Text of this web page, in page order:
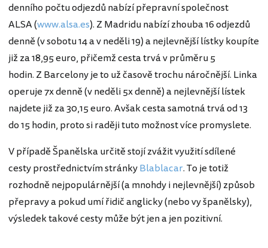
denního počtu odjezdů nabízí přepravní společnost
ALSA (www.alsa.es). Z Madridu nabízí zhouba 16 odjezdů
denně (v sobotu 14 a v neděli 19) a nejlevnější lístky koupíte
již za 18,95 euro, přičemž cesta trvá v průměru 5
hodin. Z Barcelony je to už časově trochu náročnější. Linka
operuje 7x denně (v neděli 5x denně) a nejlevnější lístek
najdete již za 30,15 euro. Avšak cesta samotná trvá od 13
do 15 hodin, proto si raději tuto možnost více promyslete.
V případě Španělska určitě stojí zvážit využití sdílené
cesty prostřednictvím stránkyBlablacar. To je totiž
rozhodně nejpopulárnější (a mnohdy i nejlevnější) způsob
přepravy a pokud umí řidič anglicky (nebo vy španělsky),
výsledek takové cesty může být jen a jen pozitivní.